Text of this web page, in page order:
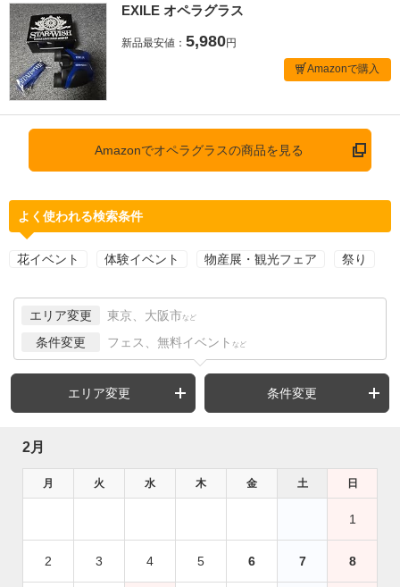
EXILE オペラグラス
新品最安値： 5,980円
Amazonで購入
Amazonでオペラグラスの商品を見る
よく使われる検索条件
花イベント 体験イベント 物産展・観光フェア 祭り
エリア変更 東京、大阪市 など
条件変更 フェス、無料イベント など
エリア変更 条件変更
2月
月 火 水 木 金 土 日
1
2 3 4 5 6 7 8